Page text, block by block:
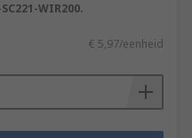
WIR200.
€ 5,97/eenheid